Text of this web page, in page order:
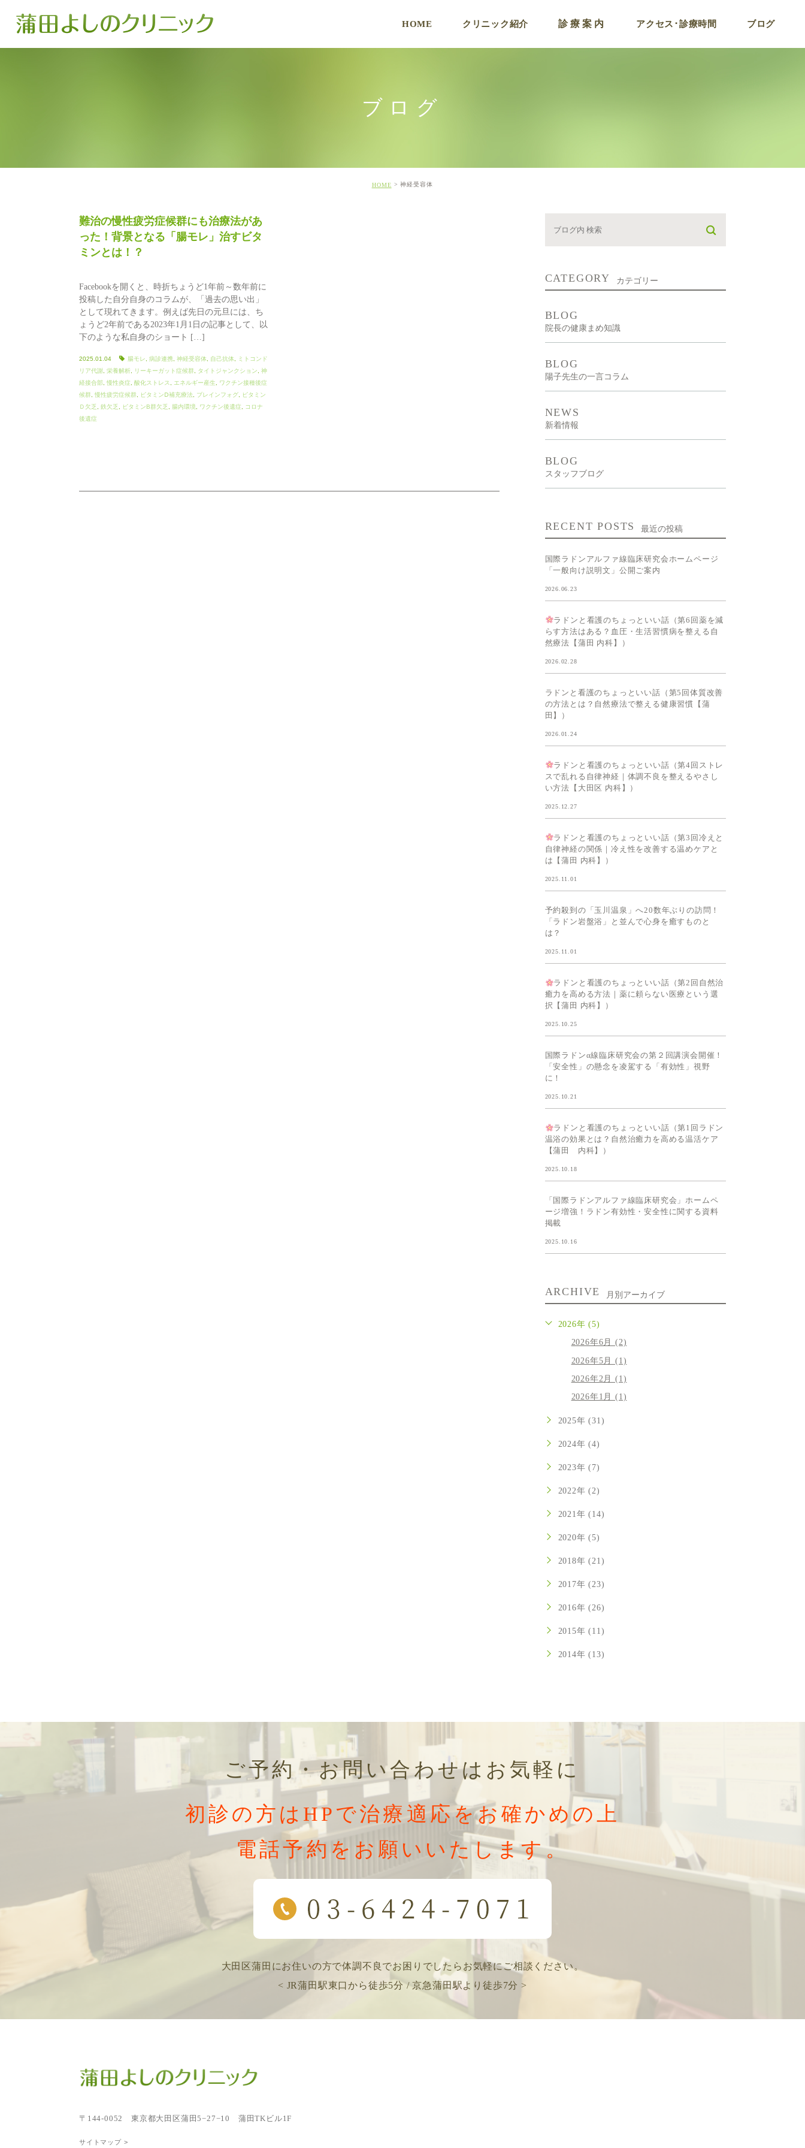
HOME クリニック紹介 診療案内
新型出生前診断
アクセス･診療時間 ブログ
ブログ
HOME 神経受容体
難治の慢性疲労症候群にも治療法があ
った！背景となる「腸モレ」治すビタ
ミンとは！？
Facebookを開くと、時折ちょうど1年前～数年前に
投稿した自分自身のコラムが、「過去の思い出」
として現れてきます。例えば先日の元旦には、ち
ょうど2年前である2023年1月1日の記事として、以
下のような私自身のショート […]
2025.01.04 腸モレ, 病診連携, 神経受容体, 自己抗体,
ミトコンド
リア代謝, 栄養解析, リーキーガット症候群, タイトジャンクション, 神
経接合部, 慢性炎症, 酸化ストレス, エネルギー産生, ワクチン接種後症
候群, 慢性疲労症候群, ビタミンⅮ補充療法, ブレインフォグ, ビタミン
Ｄ欠乏 , 鉄欠乏 , ビタミンB群欠乏 , 腸内環境, ワクチン後遺症, コロナ
後遺症
CATEGORY カテゴリー
BLOG
院長の健康まめ知識
BLOG
陽子先生の一言コラム
NEWS
新着情報
BLOG
スタッフブログ
RECENT POSTS 最近の投稿
国際ラドンアルファ線臨床研究会ホームページ
「一般向け説明文」公開ご案内
2026.06.23
ラドンと看護のちょっといい話（第6回薬を減
らす方法はある？血圧・生活習慣病を整える自
然療法【蒲田 内科】）
2026.02.28
ラドンと看護のちょっといい話（第5回体質改善
の方法とは？自然療法で整える健康習慣【蒲
田】）
2026.01.24
ラドンと看護のちょっといい話（第4回ストレ
スで乱れる自律神経｜体調不良を整えるやさし
い方法【大田区 内科】）
2025.12.27
ラドンと看護のちょっといい話（第3回冷えと
自律神経の関係｜冷え性を改善する温めケアと
は【蒲田 内科】）
2025.11.01
予約殺到の「玉川温泉」へ20数年ぶりの訪問！
「ラドン岩盤浴」と並んで心身を癒すものと
は？
2025.11.01
ラドンと看護のちょっといい話（第2回自然治
癒力を高める方法｜薬に頼らない医療という選
択【蒲田 内科】）
2025.10.25
国際ラドンα線臨床研究会の第２回講演会開催！
「安全性」の懸念を凌駕する「有効性」視野
に！
2025.10.21
ラドンと看護のちょっといい話（第1回ラドン
温浴の効果とは？自然治癒力を高める温活ケア
【蒲田 内科】）
2025.10.18
「国際ラドンアルファ線臨床研究会」ホームペ
ージ増強！ラドン有効性・安全性に関する資料
掲載
2025.10.16
ARCHIVE 月別アーカイブ
2026年 (5)
2026年6月 (2)
2026年5月 (1)
2026年2月 (1)
2026年1月 (1)
2025年 (31)
2024年 (4)
2023年 (7)
2022年 (2)
2021年 (14)
2020年 (5)
2018年 (21)
2017年 (23)
2016年 (26)
2015年 (11)
2014年 (13)
ご予約・お問い合わせはお気軽に
初診の方はHPで治療適応をお確かめの上
電話予約をお願いいたします。
大田区蒲田にお住いの方で体調不良でお困りでしたら お気軽にご相談ください。
< JR蒲田駅東口から徒歩5分 / 京急蒲田駅より徒歩7分 >
〒144-0052 東京都大田区蒲田5−27−10 蒲田TKビル1F
サイトマップ >